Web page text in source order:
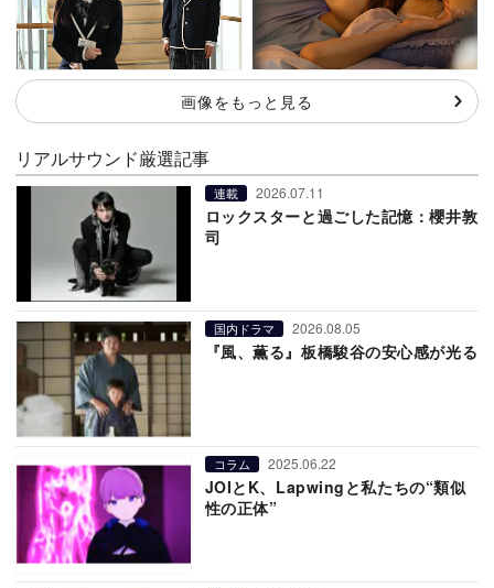
画像をもっと見る
リアルサウンド厳選記事
連載 2026.07.11
ロックスターと過ごした記憶：櫻井敦
司
国内ドラマ 2026.08.05
『風、薫る』板橋駿谷の安心感が光る
コラム 2025.06.22
JOIとK、Lapwingと私たちの“類似
性の正体”